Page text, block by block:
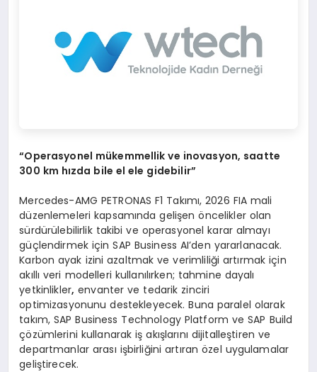
“Operasyonel mükemmellik ve inovasyon, saatte
300 km hızda bile el ele gidebilir”
Mercedes-AMG PETRONAS F1 Takımı, 2026 FIA mali
düzenlemeleri kapsamında gelişen öncelikler olan
sürdürülebilirlik takibi ve operasyonel karar almayı
güçlendirmek için SAP Business AI’den yararlanacak.
Karbon ayak izini azaltmak ve verimliliği artırmak için
akıllı veri modelleri kullanılırken; tahmine dayalı
yetkinlikler, envanter ve tedarik zinciri
optimizasyonunu destekleyecek. Buna paralel olarak
takım, SAP Business Technology Platform ve SAP Build
çözümlerini kullanarak iş akışlarını dijitalleştiren ve
departmanlar arası işbirliğini artıran özel uygulamalar
geliştirecek.